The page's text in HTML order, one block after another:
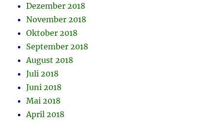
Dezember 2018
November 2018
Oktober 2018
September 2018
August 2018
Juli 2018
Juni 2018
Mai 2018
April 2018